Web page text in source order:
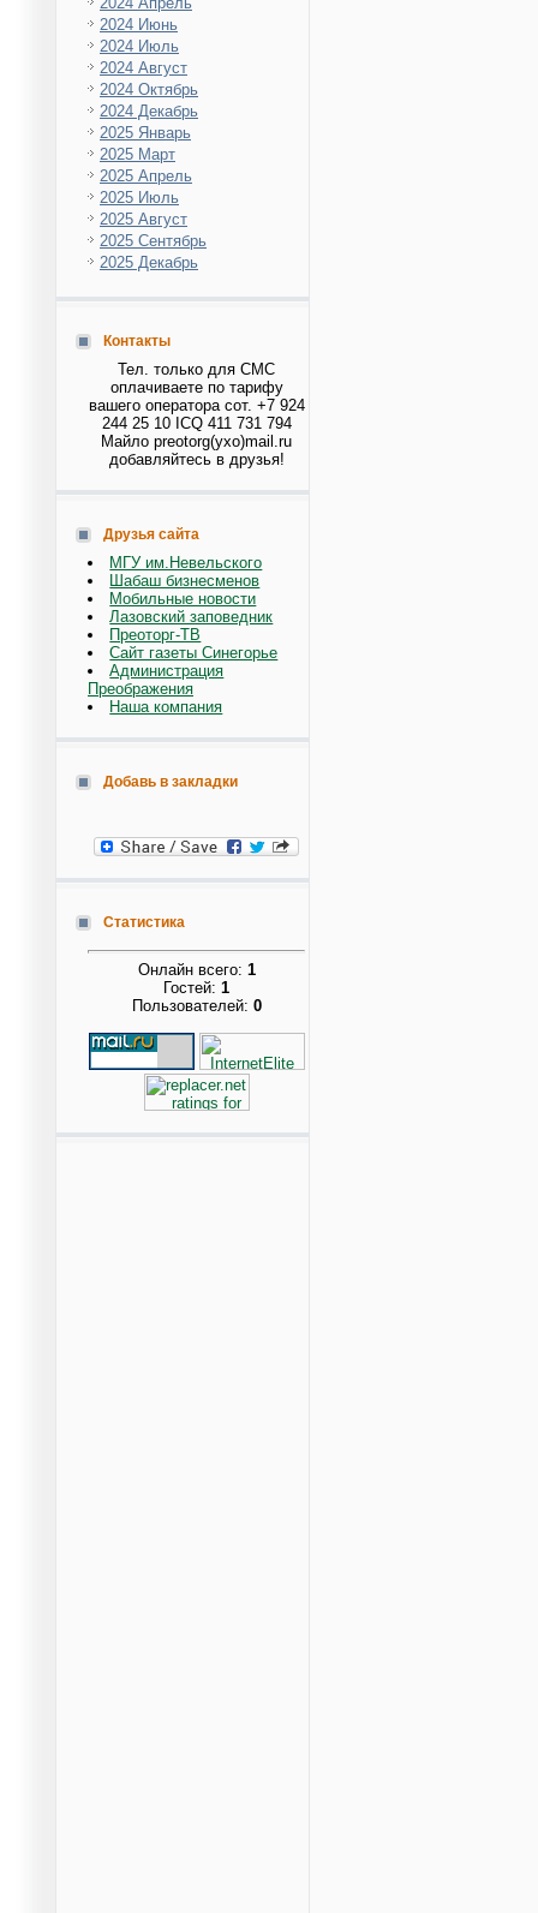
2024 Июнь
2024 Июль
2024 Август
2024 Октябрь
2024 Декабрь
2025 Январь
2025 Март
2025 Апрель
2025 Июль
2025 Август
2025 Сентябрь
2025 Декабрь
Контакты
Тел. только для СМС
оплачиваете по тарифу
вашего оператора сот. +7 924
244 25 10 ICQ 411 731 794
Майло preotorg(ухо)mail.ru
добавляйтесь в друзья!
Друзья сайта
МГУ им.Невельского
Шабаш бизнесменов
Мобильные новости
Лазовский заповедник
Преоторг-ТВ
Сайт газеты Синегорье
Администрация
Преображения
Наша компания
Добавь в закладки
Статистика
Онлайн всего: 1
Гостей: 1
Пользователей: 0